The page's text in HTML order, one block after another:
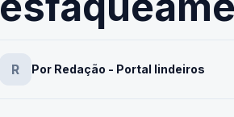
R Por Redação - Portal lindeiros